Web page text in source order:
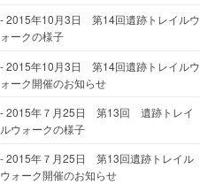
2015年10月3日 第14回遺跡トレイルウ
ォークの様子
2015年10月3日 第14回遺跡トレイルウ
ォーク開催のお知らせ
2015年７月25日 第13回 遺跡トレイ
ルウォークの様子
2015年７月25日 第13回遺跡トレイル
ウォーク開催のお知らせ